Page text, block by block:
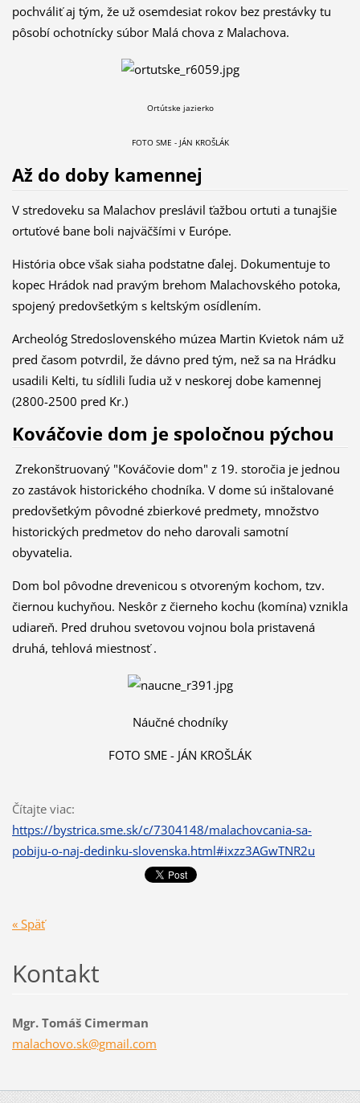
pochváliť aj tým, že už osemdesiat rokov bez prestávky tu
pôsobí ochotnícky súbor Malá chova z Malachova.
Ortútske jazierko
FOTO SME - JÁN KROŠLÁK
Až do doby kamennej
V stredoveku sa Malachov preslávil ťažbou ortuti a tunajšie
ortuťové bane boli najväčšími v Európe.
História obce však siaha podstatne ďalej. Dokumentuje to
kopec Hrádok nad pravým brehom Malachovského potoka,
spojený predovšetkým s keltským osídlením.
Archeológ Stredoslovenského múzea Martin Kvietok nám už
pred časom potvrdil, že dávno pred tým, než sa na Hrádku
usadili Kelti, tu sídlili ľudia už v neskorej dobe kamennej
(2800-2500 pred Kr.)
Kováčovie dom je spoločnou pýchou
Zrekonštruovaný "Kováčovie dom" z 19. storočia je jednou
zo zastávok historického chodníka. V dome sú inštalované
predovšetkým pôvodné zbierkové predmety, množstvo
historických predmetov do neho darovali samotní
obyvatelia.
Dom bol pôvodne drevenicou s otvoreným kochom, tzv.
čiernou kuchyňou. Neskôr z čierneho kochu (komína) vznikla
udiareň. Pred druhou svetovou vojnou bola pristavená
druhá, tehlová miestnosť .
Náučné chodníky
FOTO SME - JÁN KROŠLÁK
Čítajte viac:
https://bystrica.sme.sk/c/7304148/malachovcania-sa-
pobiju-o-naj-dedinku-slovenska.html#ixzz3AGwTNR2u
« Späť
Kontakt
Mgr. Tomáš Cimerman
malachovo.sk@gmail.com